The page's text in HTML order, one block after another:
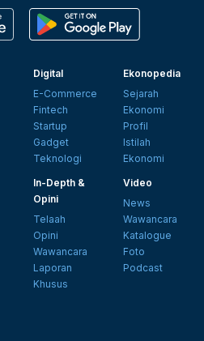
Digital
E-Commerce
Fintech
Startup
Gadget
Teknologi
Ekonopedia
Sejarah
Ekonomi
Profil
Istilah
Ekonomi
In-Depth &
Opini
Telaah
Opini
Wawancara
Laporan
Khusus
Video
News
Wawancara
Katalogue
Foto
Podcast